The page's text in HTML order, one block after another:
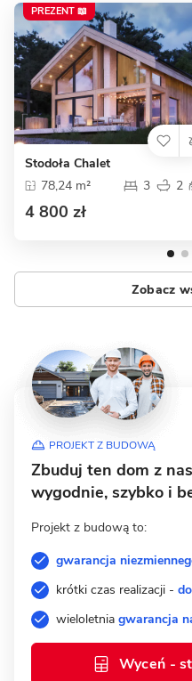
PREZENT 📖
Stodoła Chalet
78,24 m²
3 2
4 800 zł
Zobacz
PROJEKT Z BUDOWĄ
Zbuduj ten dom z
wygodnie, szybko i
Projekt z budową to:
gwarancja
krótki czas realizacji -
wieloletnia gwarancja
Wyceń -